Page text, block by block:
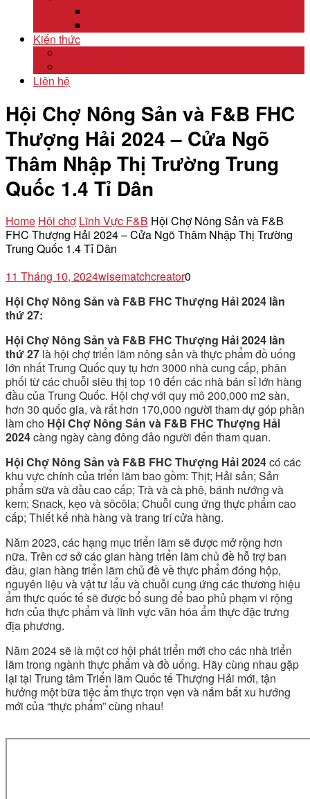
Kiến thức
Liên hệ
Hội Chợ Nông Sản và F&B FHC
Thượng Hải 2024 – Cửa Ngõ
Thâm Nhập Thị Trường Trung
Quốc 1.4 Tỉ Dân
Home Hội chợ Lĩnh Vực F&B Hội Chợ Nông Sản và F&B
FHC Thượng Hải 2024 – Cửa Ngõ Thâm Nhập Thị Trường
Trung Quốc 1.4 Tỉ Dân
11 Tháng 10, 2024wisematchcreator0
Hội Chợ Nông Sản và F&B FHC Thượng Hải 2024 lần
thứ 27:
Hội Chợ Nông Sản và F&B FHC Thượng Hải 2024 lần
thứ 27 là hội chợ triển lãm nông sản và thực phẩm đồ uống
lớn nhất Trung Quốc quy tụ hơn 3000 nhà cung cấp, phân
phối từ các chuỗi siêu thị top 10 đến các nhà bán sỉ lớn hàng
đầu của Trung Quốc. Hội chợ với quy mô 200,000 m2 sàn,
hơn 30 quốc gia, và rất hơn 170,000 người tham dự góp phần
làm cho Hội Chợ Nông Sản và F&B FHC Thượng Hải
2024càng ngày càng đông đảo người đến tham quan.
Hội Chợ Nông Sản và F&B FHC Thượng Hải 2024có các
khu vực chính của triển lãm bao gồm: Thịt; Hải sản; Sản
phẩm sữa và dầu cao cấp; Trà và cà phê, bánh nướng và
kem; Snack, kẹo và sôcôla; Chuỗi cung ứng thực phẩm cao
cấp; Thiết kế nhà hàng và trang trí cửa hàng.
Năm 2023, các hạng mục triển lãm sẽ được mở rộng hơn
nữa. Trên cơ sở các gian hàng triển lãm chủ đề hỗ trợ ban
đầu, gian hàng triển lãm chủ đề về thực phẩm đóng hộp,
nguyên liệu và vật tư lẩu và chuỗi cung ứng các thương hiệu
ẩm thực quốc tế sẽ được bổ sung để bao phủ phạm vi rộng
hơn của thực phẩm và lĩnh vực văn hóa ẩm thực đặc trưng
địa phương.
Năm 2024 sẽ là một cơ hội phát triển mới cho các nhà triển
lãm trong ngành thực phẩm và đồ uống. Hãy cùng nhau gặp
lại tại Trung tâm Triển lãm Quốc tế Thượng Hải mới, tận
hưởng một bữa tiệc ẩm thực trọn vẹn và nắm bắt xu hướng
mới của “thực phẩm” cùng nhau!